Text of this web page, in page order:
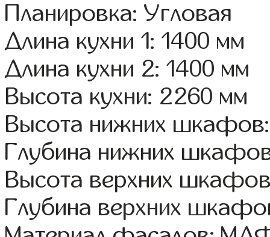
Планировка: Угловая
Длина кухни 1: 1400 мм
Длина кухни 2: 1400 мм
Высота кухни: 2260 мм
Высота нижних
Глубина нижних
Высота верхних
Глубина верхних